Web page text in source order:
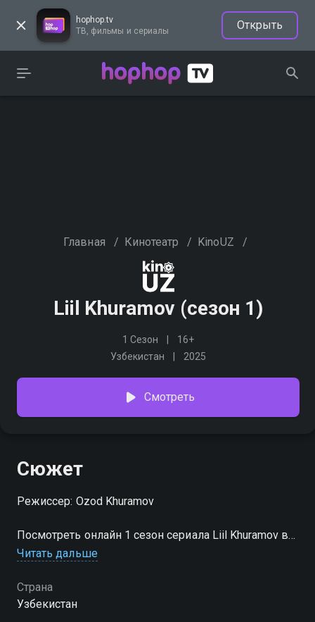
hophop.tv
ТВ, фильмы и сериалы
Открыть
Главная / Кинотеатр / KinoUZ /
Liil Khuramov (сезон 1)
1 Сезон
16+
Узбекистан
2025
Смотреть
Сюжет
Режиссер: Ozod Khuramov
Посмотреть онлайн 1 сезон сериала Liil Khuramov вы
можете совершенно бесплатно в хорошем HD
Читать дальше
Страна
Узбекистан